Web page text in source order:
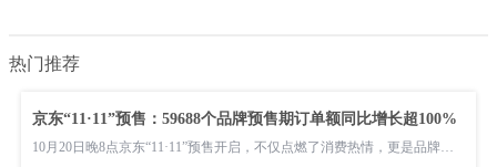
热门推荐
京东“11·11”预售：59688个品牌预售期订单额同比增长超100%
10月20日晚8点京东“11·11”预售开启，不仅点燃了消费热情，更是品牌及大量中小商家实现业务增长的重要契机。京东提供的数据显示，今年“1